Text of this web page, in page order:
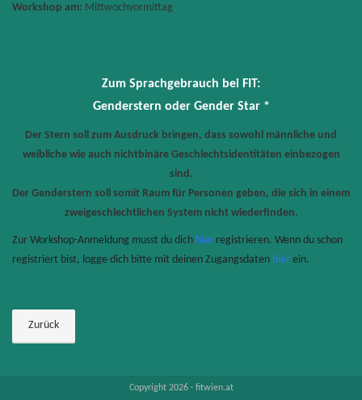
Workshop am: Mittwochvormittag
Zum Sprachgebrauch bei FIT:
Genderstern oder Gender Star *
Der Stern soll zum Ausdruck bringen, dass sowohl männliche und
weibliche wie auch nichtbinäre Geschlechtsidentitäten einbezogen
sind.
Der Genderstern soll somit Raum für Personen geben, die sich in einem
zweigeschlechtlichen System nicht wiederfinden.
Zur Workshop-Anmeldung musst du dich hier registrieren. Wenn du schon
registriert bist, logge dich bitte mit deinen Zugangsdaten hier ein.
Zurück
Copyright 2026 · fitwien.at